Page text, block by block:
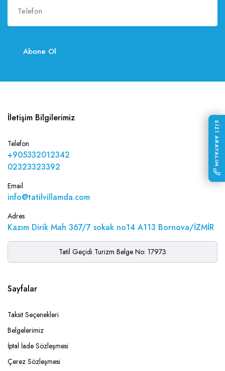
Abone Ol
İletişim Bilgilerimiz
Telefon
+905332012342
02323323392
Email
info@tatilvillamda.com
Adres
Kazım Dirik Mah 367/7 sokak no14 A113 Bornova/İZMİR
Tatil Geçidi Turizm Belge No: 17973
Sayfalar
Taksit Seçenekleri
Belgelerimiz
İptal İade Sözleşmesi
Çerez Sözleşmesi
SİZİ ARAYALIM